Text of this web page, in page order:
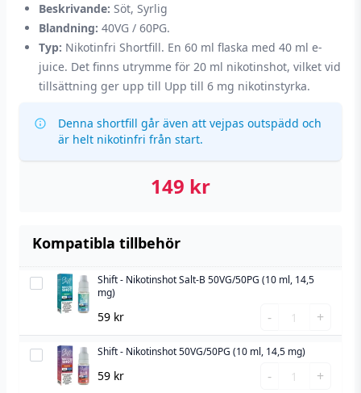
Beskrivande: Söt, Syrlig
Blandning: 40VG / 60PG.
Typ: Nikotinfri Shortfill. En 60 ml flaska med 40 ml e-
juice. Det finns utrymme för 20 ml nikotinshot, vilket vid
tillsättning ger upp till Upp till 6 mg nikotinstyrka.
Denna shortfill går även att vejpas outspädd och
är helt nikotinfri från start.
149 kr
Kompatibla tillbehör
Shift
Nikotinshot
Salt-
B
50VG/50PG
Shift - Nikotinshot Salt-B 50VG/50PG (10 ml, 14,5
mg)
59 kr -
Shift
-
Nikotinshot
Salt-
+
Shift
Shift - Nikotinshot 50VG/50PG (10 ml, 14,5 mg)
59 kr -
Shift
+